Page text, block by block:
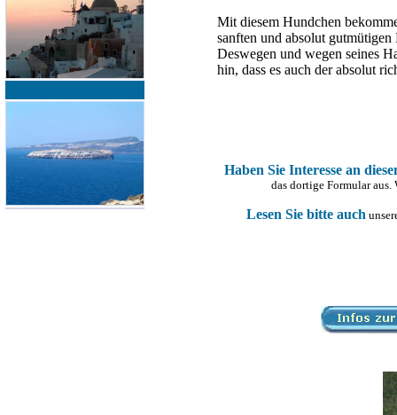
Mit diesem Hundchen
sanften und absolut
Deswegen und wegen seines
hin, dass es auch der absolut
Haben Sie Interesse an
das dortige Formular
Lesen Sie bitte auch